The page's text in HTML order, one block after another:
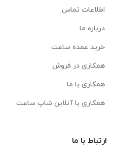
اطلاعات تماس
درباره ما
خرید عمده ساعت
همکاری در فروش
همکاری با ما
همکاری با آنلاین شاپ ساعت
ارتباط با ما